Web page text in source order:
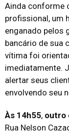
Ainda conforme
profissional, um
enganado pelos
bancário de sua
vítima foi
imediatamente.
alertar seus
envolvendo seu
Às 14h55, outro
Rua Nelson